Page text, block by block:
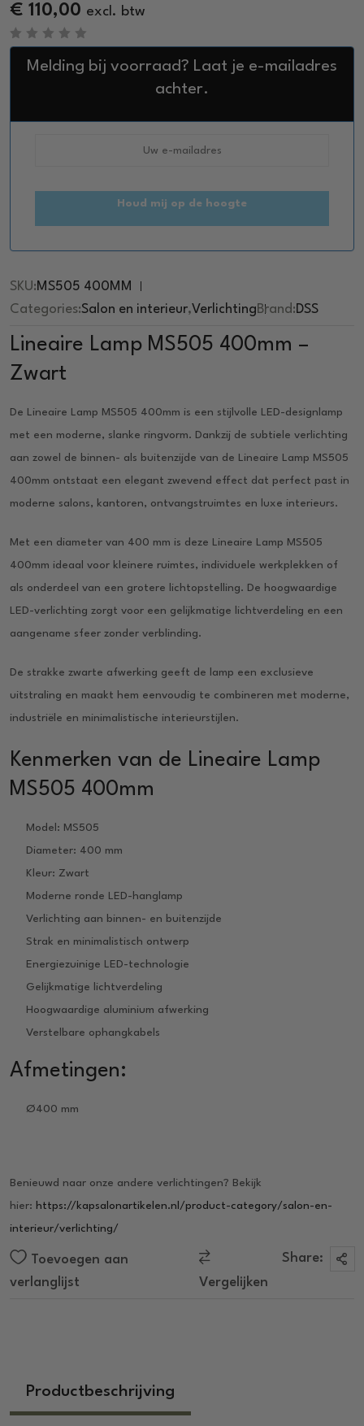
€ 110,00 excl. btw
R
Melding bij voorraad? Laat je e-mailadres
achter.
Houd mij op de hoogte
SKU:MS505 400MM
Categories:Salon en interieur,VerlichtingBrand:DSS
Lineaire Lamp MS505 400mm –
Zwart
De Lineaire Lamp MS505 400mm is een stijlvolle LED-designlamp
met een moderne, slanke ringvorm. Dankzij de subtiele verlichting
aan zowel de binnen- als buitenzijde van de Lineaire Lamp MS505
400mm ontstaat een elegant zwevend effect dat perfect past in
moderne salons, kantoren, ontvangstruimtes en luxe interieurs.
Met een diameter van 400 mm is deze Lineaire Lamp MS505
400mm ideaal voor kleinere ruimtes, individuele werkplekken of
als onderdeel van een grotere lichtopstelling. De hoogwaardige
LED-verlichting zorgt voor een gelijkmatige lichtverdeling en een
aangename sfeer zonder verblinding.
De strakke zwarte afwerking geeft de lamp een exclusieve
uitstraling en maakt hem eenvoudig te combineren met moderne,
industriële en minimalistische interieurstijlen.
Kenmerken van de Lineaire Lamp
MS505 400mm
Model: MS505
Diameter: 400 mm
Kleur: Zwart
Moderne ronde LED-hanglamp
Verlichting aan binnen- en buitenzijde
Strak en minimalistisch ontwerp
Energiezuinige LED-technologie
Gelijkmatige lichtverdeling
Hoogwaardige aluminium afwerking
Verstelbare ophangkabels
Afmetingen:
Ø400 mm
Benieuwd naar onze andere verlichtingen? Bekijk
hier: https://kapsalonartikelen.nl/product-category/salon-en-
interieur/verlichting/
Toevoegen aan
verlanglijst
Vergelijken
Share:
Productbeschrijving